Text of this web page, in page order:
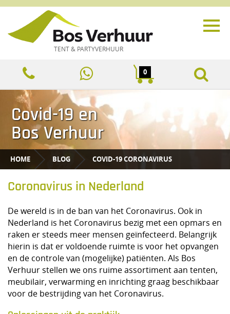
TENT & PARTYVERHUUR
0
Covid-19 en
Bos Verhuur
HOME BLOG COVID-19 CORONAVIRUS
Coronavirus in Nederland
De wereld is in de ban van het Coronavirus. Ook in
Nederland is het Coronavirus bezig met een opmars en
raken er steeds meer mensen geïnfecteerd. Belangrijk
hierin is dat er voldoende ruimte is voor het opvangen
en de controle van (mogelijke) patiënten. Als Bos
Verhuur stellen we ons ruime assortiment aan tenten,
meubilair, verwarming en inrichting graag beschikbaar
voor de bestrijding van het Coronavirus.